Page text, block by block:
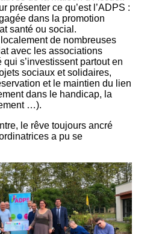
présenter ce qu’est l’ADPS :
dans la promotion
santé ou social.
de nombreuses
avec les associations
qui s’investissent partout en
sociaux et solidaires,
et le maintien du lien
dans le handicap, la
…).
le rêve toujours ancré
a pu se